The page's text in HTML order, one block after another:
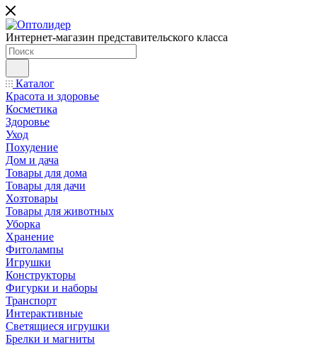
Интернет-магазин представительского класса
Каталог
Красота и здоровье
Косметика
Здоровье
Уход
Похудение
Дом и дача
Товары для дома
Товары для дачи
Хозтовары
Товары для животных
Уборка
Хранение
Фитолампы
Игрушки
Конструкторы
Фигурки и наборы
Транспорт
Интерактивные
Светящиеся игрушки
Брелки и магниты